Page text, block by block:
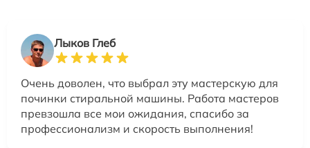
Лыков Глеб
Очень доволен, что выбрал эту мастерскую для
починки стиральной машины. Работа мастеров
превзошла все мои ожидания, спасибо за
профессионализм и скорость выполнения!